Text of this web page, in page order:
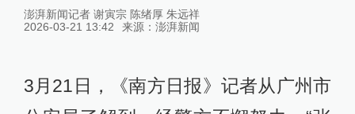
澎湃新闻记者 谢寅宗 陈绪厚 朱远祥
2026-03-21 13:42
来源： 澎湃新闻
3月21日，《南方日报》记者从广州市